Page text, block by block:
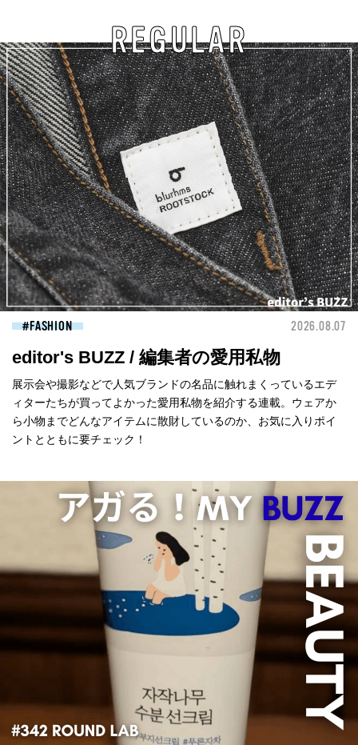
REGULAR
FASHION 2026.08.07
editor's BUZZ / 編集者の愛用私物
展示会や撮影などで人気ブランドの名品に触れまくっているエデ
ィターたちが買ってよかった愛用私物を紹介する連載。ウェアか
ら小物までどんなアイテムに散財しているのか、お気に入りポイ
ントとともに要チェック！